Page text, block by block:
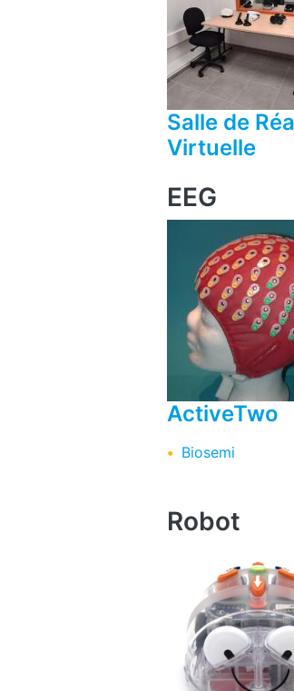
Salle de
Virtuelle
EEG
ActiveTwo
Biosemi
Robot